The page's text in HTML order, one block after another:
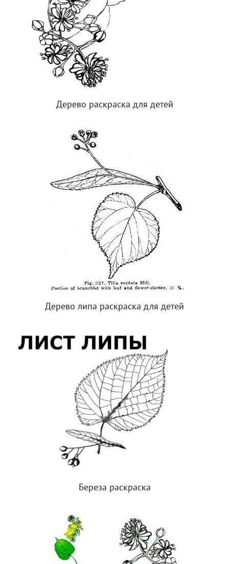
Дерево раскраска для детей
Дерево липа раскраска для детей
Береза раскраска